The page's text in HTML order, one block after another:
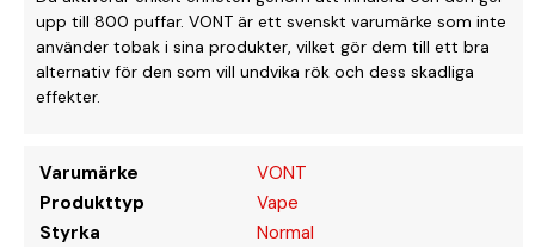
upp till 800 puffar. VONT är ett svenskt varumärke som inte
använder tobak i sina produkter, vilket gör dem till ett bra
alternativ för den som vill undvika rök och dess skadliga
effekter.
Varumärke
VONT
Produkttyp
Vape
Styrka
Normal